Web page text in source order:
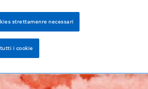
strettamenre necessari
i cookie